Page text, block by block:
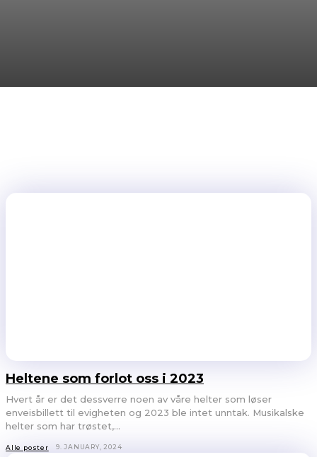
Heltene som forlot oss i 2023
Hvert år er det dessverre noen av våre helter som løser
enveisbillett til evigheten og 2023 ble intet unntak. Musikalske
helter som har trøstet,...
Alle poster 9. JANUARY, 2024